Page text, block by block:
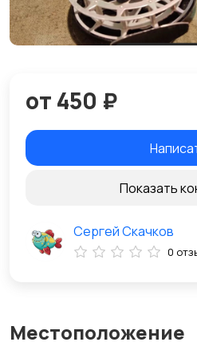
Местоположение
от 450 ₽
Показать
Сергей Скачков
0